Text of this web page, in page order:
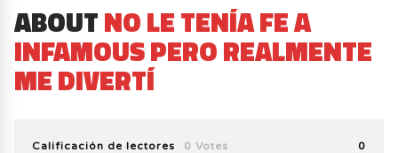
ABOUTNO LE TENÍA FE A
INFAMOUS PERO REALMENTE
ME DIVERTÍ
Calificación de lectores 0 Votes 0